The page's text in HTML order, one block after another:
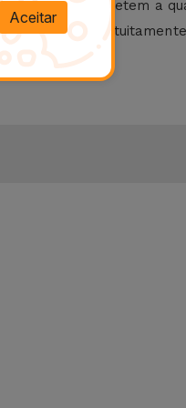
não comprometem a
a no ecrã
da iServices.
Aceitar